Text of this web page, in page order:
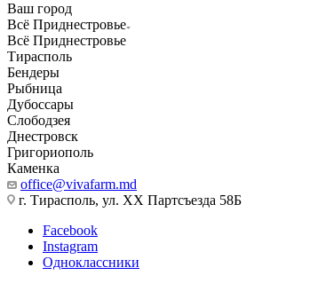
Ваш город
Всё Приднестровье
Всё Приднестровье
Тирасполь
Бендеры
Рыбница
Дубоссары
Слободзея
Днестровск
Григориополь
Каменка
office@vivafarm.md
г. Тирасполь, ул. ХХ Партсъезда 58Б
Facebook
Instagram
Одноклассники